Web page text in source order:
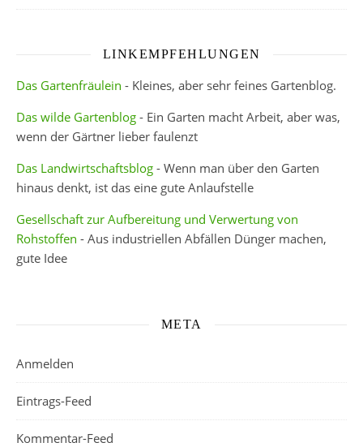
LINKEMPFEHLUNGEN
Das Gartenfräulein - Kleines, aber sehr feines Gartenblog.
Das wilde Gartenblog - Ein Garten macht Arbeit, aber was,
wenn der Gärtner lieber faulenzt
Das Landwirtschaftsblog - Wenn man über den Garten
hinaus denkt, ist das eine gute Anlaufstelle
Gesellschaft zur Aufbereitung und Verwertung von
Rohstoffen - Aus industriellen Abfällen Dünger machen,
gute Idee
META
Anmelden
Eintrags-Feed
Kommentar-Feed